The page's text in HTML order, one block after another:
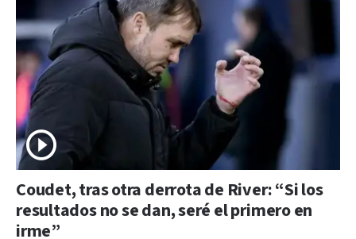
Coudet, tras otra derrota de River: “Si los
resultados no se dan, seré el primero en
irme”